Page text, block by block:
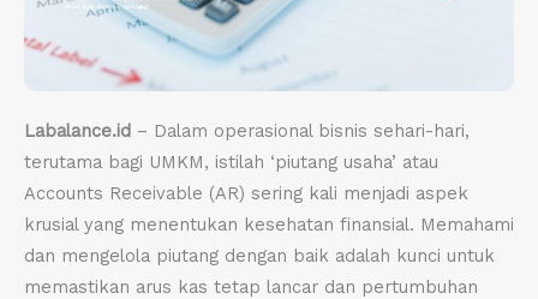
Labalance.id – Dalam operasional bisnis sehari-hari,
terutama bagi UMKM, istilah ‘piutang usaha’ atau
Accounts Receivable (AR) sering kali menjadi aspek
krusial yang menentukan kesehatan finansial. Memahami
dan mengelola piutang dengan baik adalah kunci untuk
memastikan arus kas tetap lancar dan pertumbuhan